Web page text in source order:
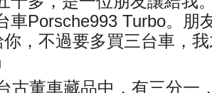
車Porsche993 Turbo。朋
你，不過要多買三台車，
古董車藏品中，有三分一